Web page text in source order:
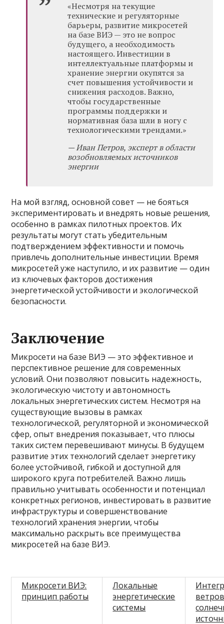
«Несмотря на текущие
технические и регуляторные
барьеры, развитие микросетей
на базе ВИЭ — это не вопрос
будущего, а необходимость
настоящего. Инвестиции в
интеллектуальные платформы и
хранение энергии окупятся за
счет повышения устойчивости и
снижения расходов. Важно,
чтобы государственные
программы поддержки и
нормативная база шли в ногу с
технологическими трендами.»
— Иван Петров, эксперт в области
возобновляемых источников
энергии
На мой взгляд, основной совет — не бояться
экспериментировать и внедрять новые решения,
особенно в рамках пилотных проектов. Их
результаты могут стать убедительным
подтверждением эффективности и помочь
привлечь дополнительные инвестиции. Время
микросетей уже наступило, и их развитие — один
из ключевых факторов достижения
энергетической устойчивости и экологической
безопасности.
Заключение
Микросети на базе ВИЭ — это эффективное и
перспективное решение для современных
условий. Они позволяют повысить надежность,
экологическую чистоту и автономность
локальных энергетических систем. Несмотря на
существующие вызовы в рамках
технологической, регуляторной и экономической
сфер, опыт внедрения показывает, что плюсы
таких систем перевешивают минусы. В будущем
развитие этих технологий сделает энергетику
более устойчивой, гибкой и доступной для
широкого круга потребителей. Важно лишь
правильно учитывать особенности и потенциал
конкретных регионов, инвестировать в развитие
инфраструктуры и совершенствование
технологий хранения энергии, чтобы
максимально раскрыть все преимущества
микросетей на базе ВИЭ.
Микросети ВИЭ:
принцип работы
Локальные
энергетические
системы